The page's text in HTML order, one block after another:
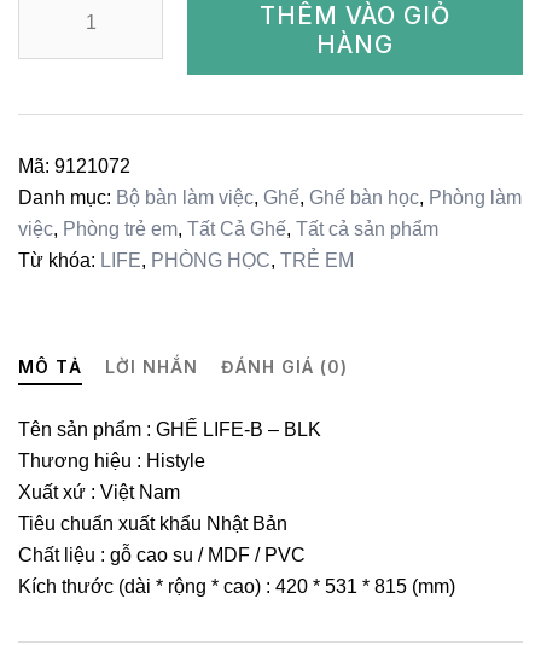
B
số
lượng
THÊM VÀO GIỎ
HÀNG
Mã: 9121072
Danh mục: Bộ bàn làm việc, Ghế, Ghế bàn học, Phòng làm
việc, Phòng trẻ em, Tất Cả Ghế, Tất cả sản phẩm
Từ khóa: LIFE, PHÒNG HỌC, TRẺ EM
MÔ TẢ LỜI NHẮN ĐÁNH GIÁ (0)
Tên sản phẩm : GHẾ LIFE-B – BLK
Thương hiệu : Histyle
Xuất xứ : Việt Nam
Tiêu chuẩn xuất khẩu Nhật Bản
Chất liệu : gỗ cao su / MDF / PVC
Kích thước (dài * rộng * cao) : 420 * 531 * 815 (mm)